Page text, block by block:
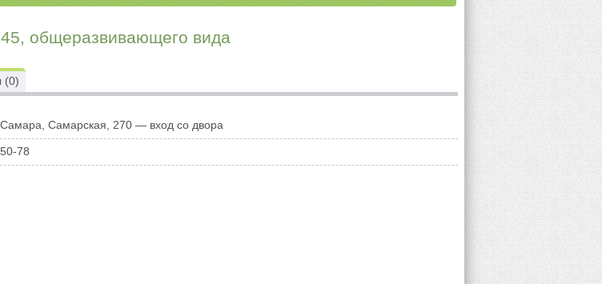
общеразвивающего вида
Самарская, 270 — вход со двора
78
(0)